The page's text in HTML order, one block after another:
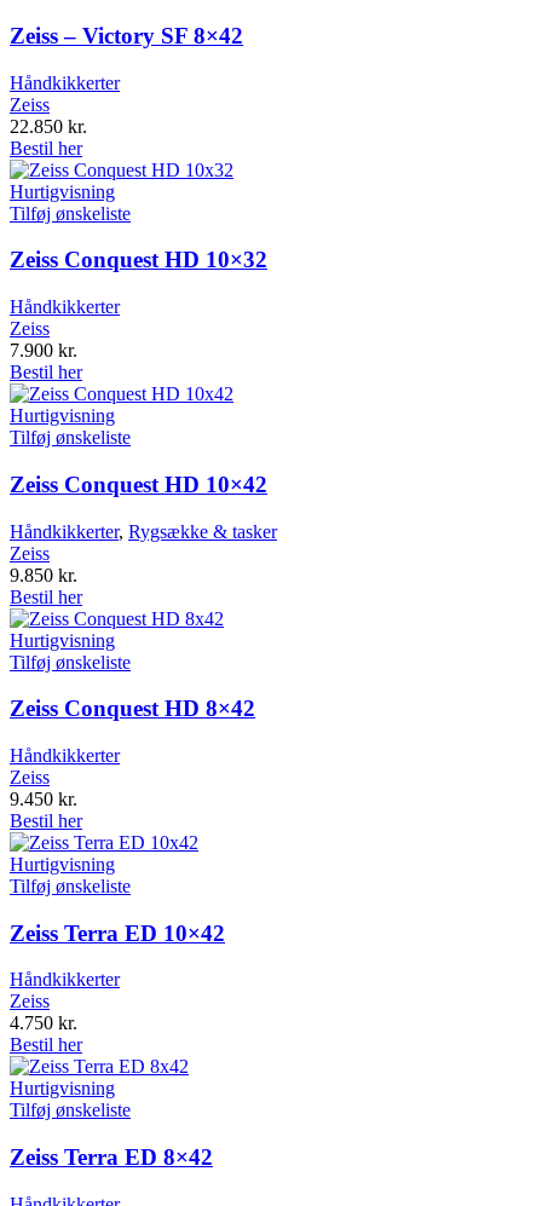
Zeiss – Victory SF 8×42
Håndkikkerter
Zeiss
22.850 kr.
Bestil her
Hurtigvisning
Tilføj ønskeliste
Zeiss Conquest HD 10×32
Håndkikkerter
Zeiss
7.900 kr.
Bestil her
Hurtigvisning
Tilføj ønskeliste
Zeiss Conquest HD 10×42
Håndkikkerter, Rygsække & tasker
Zeiss
9.850 kr.
Bestil her
Hurtigvisning
Tilføj ønskeliste
Zeiss Conquest HD 8×42
Håndkikkerter
Zeiss
9.450 kr.
Bestil her
Hurtigvisning
Tilføj ønskeliste
Zeiss Terra ED 10×42
Håndkikkerter
Zeiss
4.750 kr.
Bestil her
Hurtigvisning
Tilføj ønskeliste
Zeiss Terra ED 8×42